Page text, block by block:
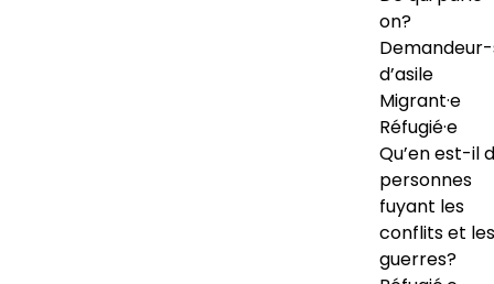
on?
d’asile
Migrant·e
Réfugié·e
Qu’en est-il
personnes
fuyant les
conflits et les
guerres?